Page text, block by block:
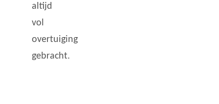
altijd
vol
overtuiging
gebracht.